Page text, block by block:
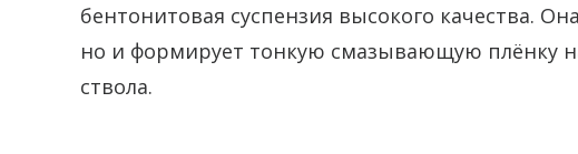
бентонитовая суспензия высокого качества.
но и формирует тонкую смазывающую плёнку
ствола.